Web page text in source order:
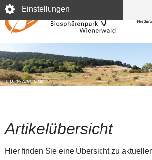
Direkt
zum
Inhalt
Einstellungen
© BPWW/M. Graf
Artikelübersicht
Hier finden Sie eine Übersicht zu